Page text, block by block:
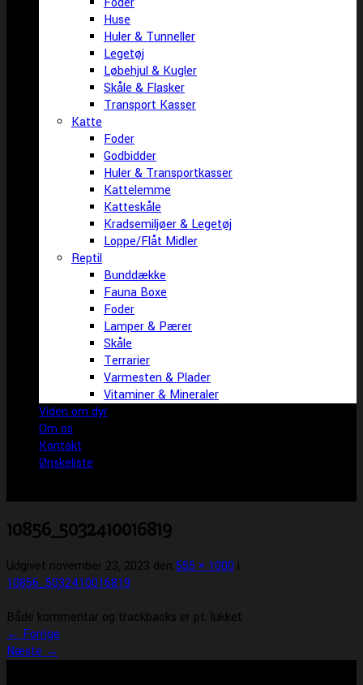
Huse
Huler & Tunneller
Legetøj
Løbehjul & Kugler
Skåle & Flasker
Transport Kasser
Katte
Foder
Godbidder
Huler & Transportkasser
Kattelemme
Katteskåle
Kradsemiljøer & Legetøj
Loppe/Flåt Midler
Reptil
Bunddække
Fauna Boxe
Foder
Lamper & Pærer
Skåle
Terrarier
Varmesten & Plader
Vitaminer & Mineraler
Viden om dyr
Om os
Kontakt
Ønskeliste
10856_5032410016819
Udgivet november 23, 2023 den 555 × 1000 i
10856_5032410016819
Både kommentar og trackbacks er pt. lukket
← Forrige
Næste →